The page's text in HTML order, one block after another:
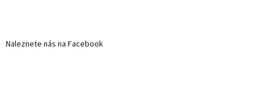
Naleznete nás na Facebook